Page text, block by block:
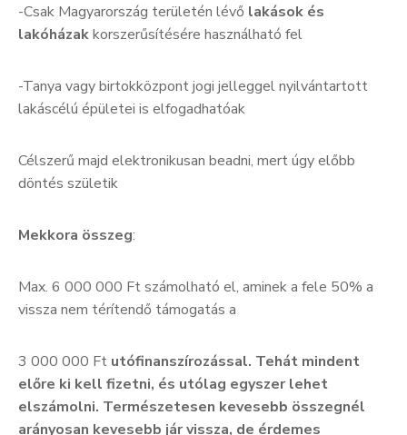
-Csak Magyarország területén lévő lakások és
lakóházakkorszerűsítésére használható fel
-Tanya vagy birtokközpont jogi jelleggel nyilvántartott
lakáscélú épületei is elfogadhatóak
Célszerű majd elektronikusan beadni, mert úgy előbb
döntés születik
Mekkora összeg:
Max. 6 000 000 Ft számolható el, aminek a fele 50% a
vissza nem térítendő támogatás a
3 000 000 Ft utófinanszírozással. Tehát mindent
előre ki kell fizetni, és utólag egyszer lehet
elszámolni. Természetesen kevesebb összegnél
arányosan kevesebb jár vissza, de érdemes